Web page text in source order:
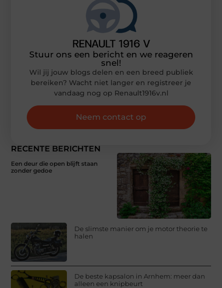
RECENTE BERICHTEN
Een deur die open blijft staan
zonder gedoe
De slimste manier om je motor theorie te
halen
De beste kapsalon in Arnhem: meer dan
alleen een knipbeurt
Stuur ons een bericht en we reageren
snel!
Wil jij jouw blogs delen en een breed publiek
bereiken? Wacht niet langer en registreer je
vandaag nog op Renault1916v.nl
Neem contact op